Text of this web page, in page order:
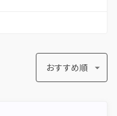
おすすめ順